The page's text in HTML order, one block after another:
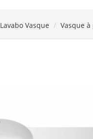
Lavabo Vasque Vasque à